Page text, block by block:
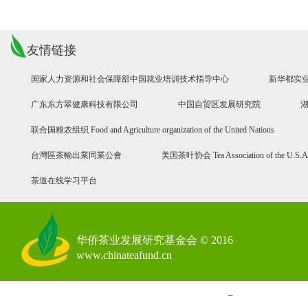
友情链接
国家人力资源和社会保障部中国就业培训技术指导中心 新华都实
广东东方翠健康科技有限公司 中国自贸区发展研究院
联合国粮农组织 Food and Agriculture organization of the United Nations
台灣區茶輸出業同業公會 美国茶叶协会 Tea Association of the U.S.A
茶道在线学习平台
华侨茶业发展研究基金会 © 2016
www.chinateafund.cn